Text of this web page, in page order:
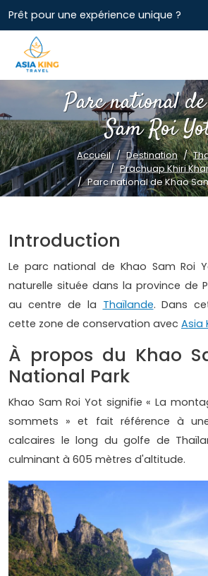
Prêt pour une expérience unique ?
Parc national
Sam Roi
Accueil Destination
Prachuap Khiri
Parc national de Khao
Introduction
Le parc national de Khao Sam Roi
naturelle située dans la province de
au centre de la Thaïlande. Dans
cette zone de conservation avec Asia
À propos du Khao
National Park
Khao Sam Roi Yot signifie « La
sommets » et fait référence à
calcaires le long du golfe de
culminant à 605 mètres d'altitude.